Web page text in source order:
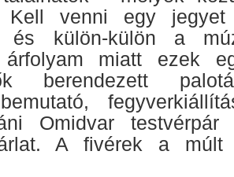
Kell venni egy
és külön-külön a
árfolyam miatt ezek
berendezett
Omidvar
A fivérek a múlt